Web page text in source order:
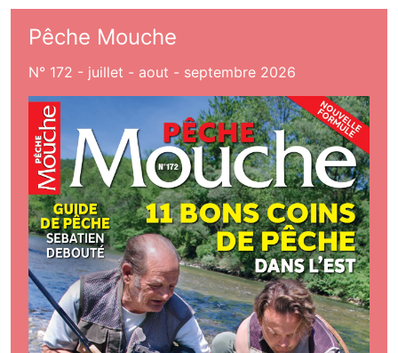
Pêche Mouche
N° 172 - juillet - aout - septembre 2026